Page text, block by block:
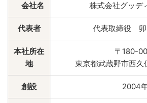
会社名 株式会社グッデ
代表者 代表取締役
本社所在
地
〒180-
東京都武蔵野市西久
創設 2004